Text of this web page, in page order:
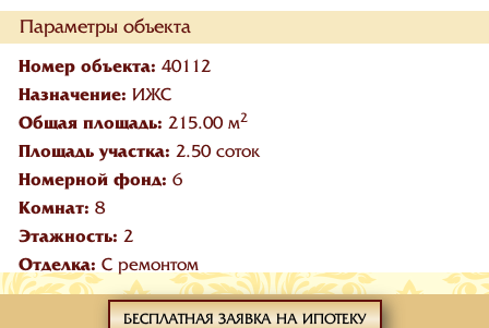
Параметры объекта
Номер объекта: 40112
Назначение: ИЖС
Общая площадь: 215.00 м2
Площадь участка: 2.50 соток
Номерной фонд: 6
Комнат: 8
Этажность: 2
Отделка: С ремонтом
БЕСПЛАТНАЯ ЗАЯВКА НА ИПОТЕКУ